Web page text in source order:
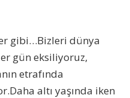
gibi…Bizleri dünya
gün eksiliyoruz,
etrafında
altı yaşında iken